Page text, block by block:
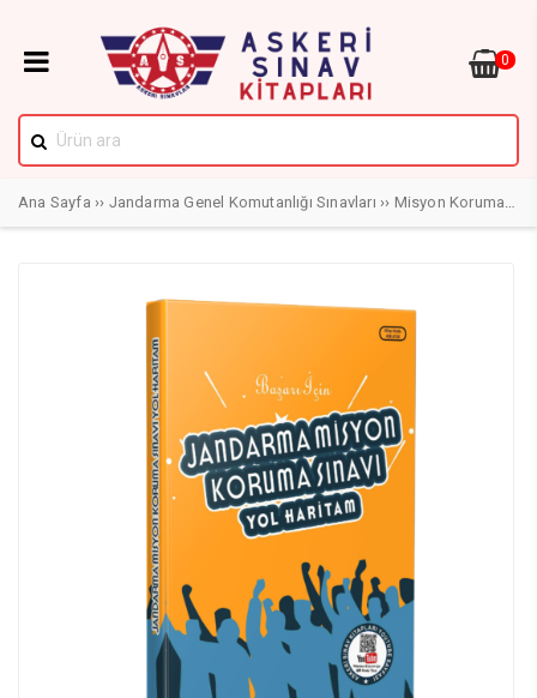
0
Ana Sayfa ›› Jandarma Genel Komutanlığı Sınavları ›› Misyon Koruma Sınavı